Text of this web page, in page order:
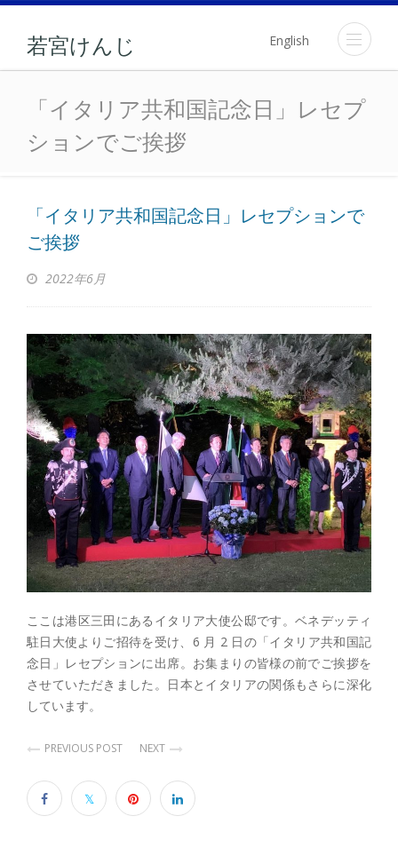
若宮けんじ English
「イタリア共和国記念日
「イタリア共和国記念日」レセプ
ションでご挨拶
「イタリア共和国記念日」レセプションで
ご挨拶
2022年6月
ここは港区三田にあるイタリア大使公邸です。ベネデッティ
駐日大使よりご招待を受け、6 月 2 日の「イタリア共和国記
念日」レセプションに出席。お集まりの皆様の前でご挨拶を
させていただきました。日本とイタリアの関係もさらに深化
しています。
PREVIOUS POST NEXT